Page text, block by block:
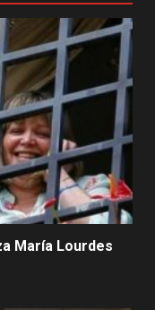
María Lourdes